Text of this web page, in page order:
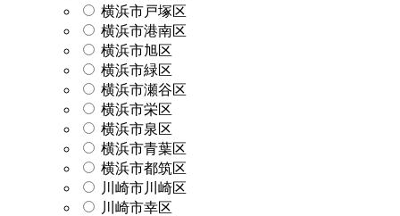
横浜市戸塚区
横浜市港南区
横浜市旭区
横浜市緑区
横浜市瀬谷区
横浜市栄区
横浜市泉区
横浜市青葉区
横浜市都筑区
川崎市川崎区
川崎市幸区